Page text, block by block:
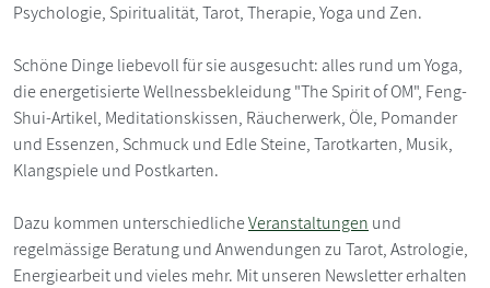
Psychologie, Spiritualität, Tarot, Therapie, Yoga und Zen.
Schöne Dinge liebevoll für sie ausgesucht: alles rund um Yoga,
die energetisierte Wellnessbekleidung "The Spirit of OM", Feng-
Shui-Artikel, Meditationskissen, Räucherwerk, Öle, Pomander
und Essenzen, Schmuck und Edle Steine, Tarotkarten, Musik,
Klangspiele und Postkarten.
Dazu kommen unterschiedlicheVeranstaltungen und
regelmässige Beratung und Anwendungen zu Tarot, Astrologie,
Energiearbeit und vieles mehr. Mit unseren Newsletter erhalten